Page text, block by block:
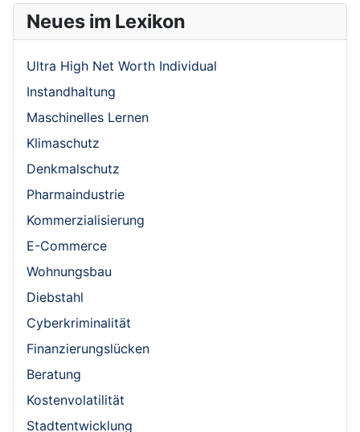
Neues im Lexikon
Ultra High Net Worth Individual
Instandhaltung
Maschinelles Lernen
Klimaschutz
Denkmalschutz
Pharmaindustrie
Kommerzialisierung
E-Commerce
Wohnungsbau
Diebstahl
Cyberkriminalität
Finanzierungslücken
Beratung
Kostenvolatilität
Stadtentwicklung